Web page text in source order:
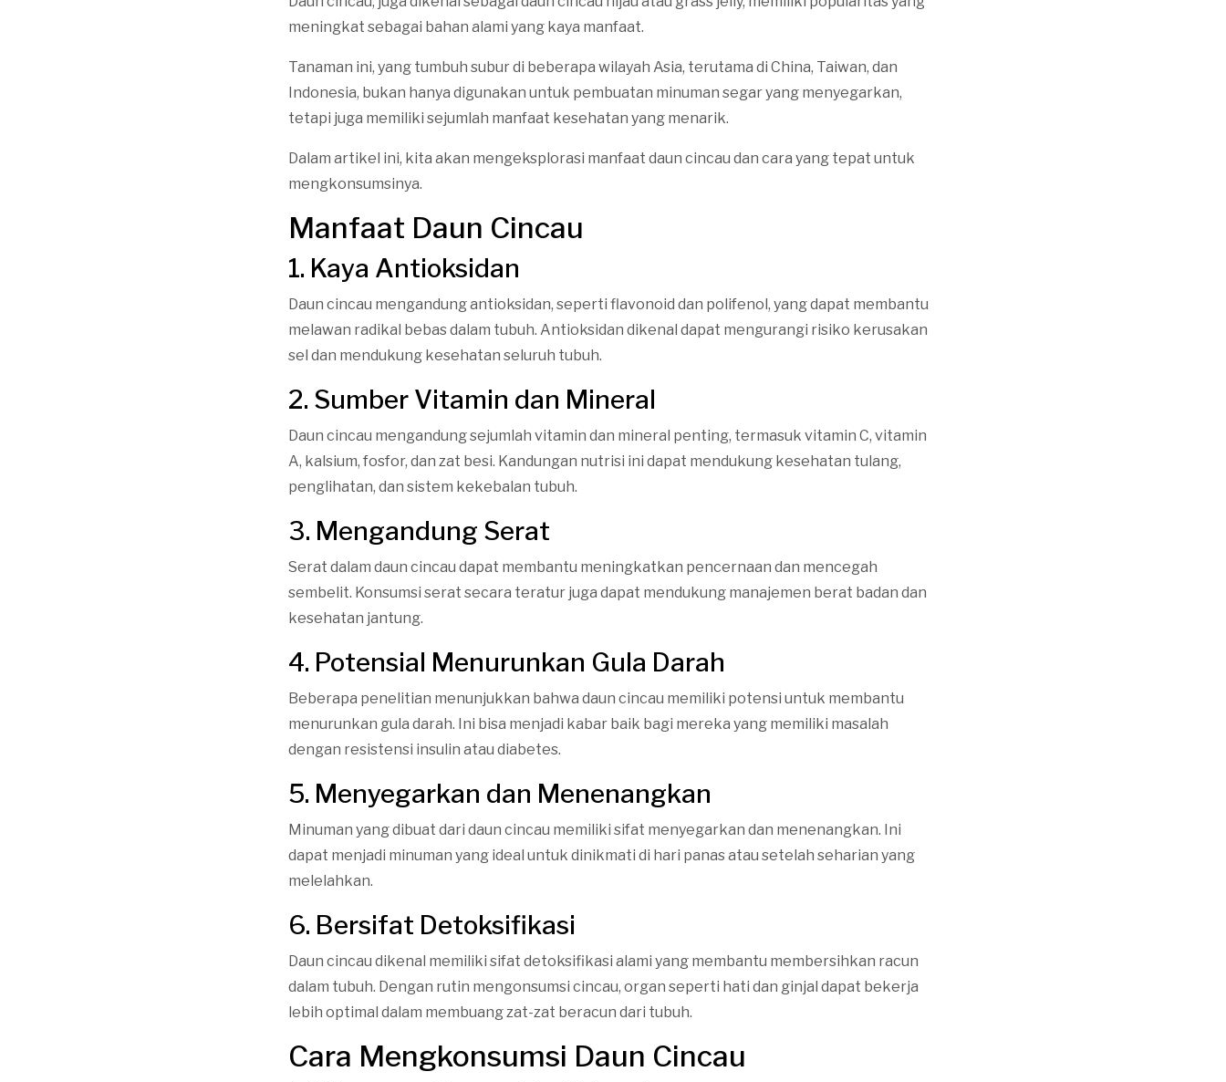
meningkat sebagai bahan alami yang kaya manfaat.
Tanaman ini, yang tumbuh subur di beberapa wilayah Asia, terutama di China, Taiwan, dan
Indonesia, bukan hanya digunakan untuk pembuatan minuman segar yang menyegarkan,
tetapi juga memiliki sejumlah manfaat kesehatan yang menarik.
Dalam artikel ini, kita akan mengeksplorasi manfaat daun cincau dan cara yang tepat untuk
mengkonsumsinya.
Manfaat Daun Cincau
1. Kaya Antioksidan
Daun cincau mengandung antioksidan, seperti flavonoid dan polifenol, yang dapat membantu
melawan radikal bebas dalam tubuh. Antioksidan dikenal dapat mengurangi risiko kerusakan
sel dan mendukung kesehatan seluruh tubuh.
2. Sumber Vitamin dan Mineral
Daun cincau mengandung sejumlah vitamin dan mineral penting, termasuk vitamin C, vitamin
A, kalsium, fosfor, dan zat besi. Kandungan nutrisi ini dapat mendukung kesehatan tulang,
penglihatan, dan sistem kekebalan tubuh.
3. Mengandung Serat
Serat dalam daun cincau dapat membantu meningkatkan pencernaan dan mencegah
sembelit. Konsumsi serat secara teratur juga dapat mendukung manajemen berat badan dan
kesehatan jantung.
4. Potensial Menurunkan Gula Darah
Beberapa penelitian menunjukkan bahwa daun cincau memiliki potensi untuk membantu
menurunkan gula darah. Ini bisa menjadi kabar baik bagi mereka yang memiliki masalah
dengan resistensi insulin atau diabetes.
5. Menyegarkan dan Menenangkan
Minuman yang dibuat dari daun cincau memiliki sifat menyegarkan dan menenangkan. Ini
dapat menjadi minuman yang ideal untuk dinikmati di hari panas atau setelah seharian yang
melelahkan.
6. Bersifat Detoksifikasi
Daun cincau dikenal memiliki sifat detoksifikasi alami yang membantu membersihkan racun
dalam tubuh. Dengan rutin mengonsumsi cincau, organ seperti hati dan ginjal dapat bekerja
lebih optimal dalam membuang zat-zat beracun dari tubuh.
Cara Mengkonsumsi Daun Cincau